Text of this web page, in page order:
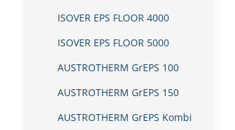
ISOVER EPS FLOOR 4000
ISOVER EPS FLOOR 5000
AUSTROTHERM GrEPS 100
AUSTROTHERM GrEPS 150
AUSTROTHERM GrEPS Kombi